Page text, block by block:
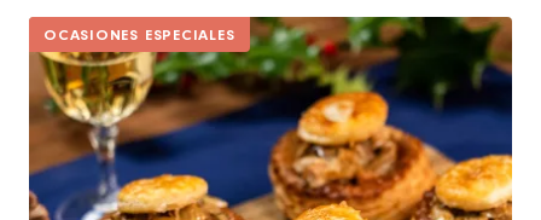
OCASIONES ESPECIALES